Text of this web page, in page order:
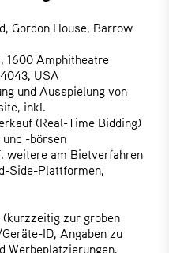
Gordon House, Barrow
1600 Amphitheatre
USA
und Ausspielung von
inkl.
(Real-Time Bidding)
-börsen
weitere am Bietverfahren
Side-Plattformen,
zur groben
ID, Angaben zu
Werbeplatzierungen,